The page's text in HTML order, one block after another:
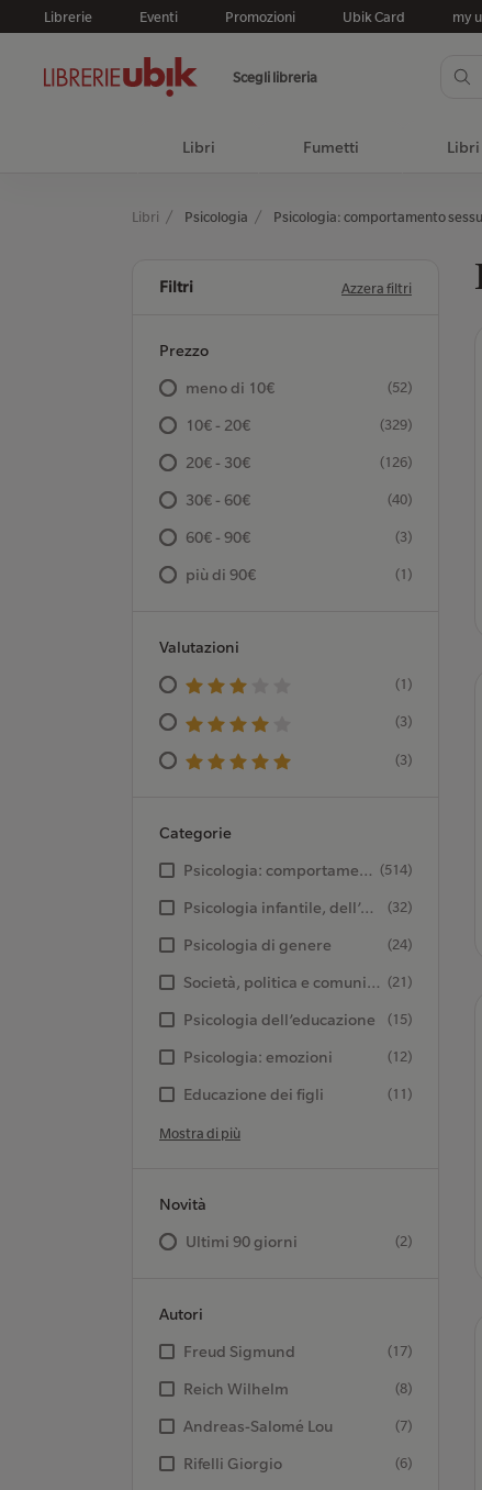
Librerie Eventi Promozioni Ubik Card my
Scegli libreria
Libri Fumetti
Libri Psicologia Psicologia: comportamento
Filtri Azzera filtri
Prezzo
meno di 10€
(52)
10€ - 20€ (329)
20€ - 30€ (126)
30€ - 60€ (40)
60€ - 90€ (3)
più di 90€ (1)
Valutazioni
(1)
(3)
(3)
Categorie
Psicologia: comportamento sessuale (514)
Psicologia infantile, dell’età evolutiva e del ciclo di vita (32)
Psicologia di genere (24)
Società, politica e comunicazione - Sociologia (21)
Psicologia dell’educazione (15)
Psicologia: emozioni (12)
Educazione dei figli (11)
Mostra di più
Novità
Ultimi 90 giorni
(2)
Autori
Freud Sigmund
(17)
Reich Wilhelm (8)
Andreas-Salomé Lou (7)
Rifelli Giorgio (6)